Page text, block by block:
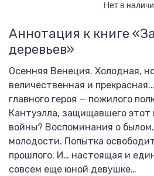
Нет в
Аннотация к книге
деревьев»
Осенняя Венеция. Холодная,
величественная и
главного героя — пожилого
Кантуэлла, защищавшего этот
войны? Воспоминания о
молодости. Попытка
прошлого. И… настоящая и
совсем еще юной девушке…